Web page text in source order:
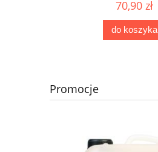
70,90 zł
do koszyka
Promocje